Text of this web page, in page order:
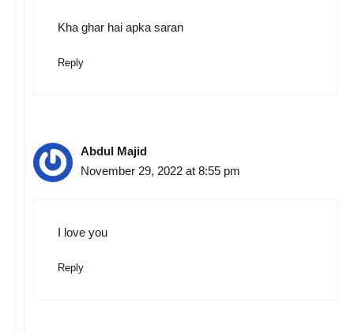
Kha ghar hai apka saran
Reply
Abdul Majid
November 29, 2022 at 8:55 pm
I love you
Reply